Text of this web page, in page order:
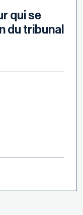
qui se
du tribunal